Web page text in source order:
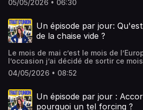
et vous écoutez trait d’union. Vous
alors abonnez-vous.Il y a quelques
menacé d’augmenter les droits de
véhicules importées depuis l’Union
Pourquoi fait-il cela ? Comment l’UE
répliquer ? Je vous explique.
05/05/2026 • 06:30
Un épisode par jour:
de la chaise vide ?
Le mois de mai c’est le mois de
l’occasion j’ai décidé de sortir ce
jour.Pour celles et ceux qui arrivent je
et vous écoutez trait d’union. Vous
alors abonnez-vous.Aujourd'hui on
clé de la construction européenne :
04/05/2026 • 08:52
Un épisode par jour :
pourquoi un tel forcing ?